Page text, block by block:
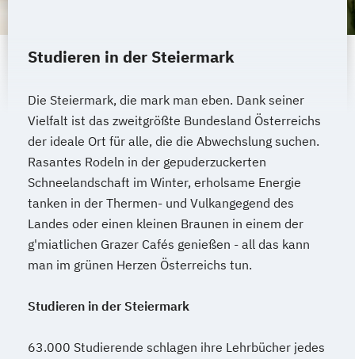
Kindheitspädagogik für Erzieher:innen
Kommunikationspsychologie
Kultur- und Medienpädagogik
Logistikmanagement
Logopädie
Machine Learning (EN)
Management (DE/EN) Marketing
Marketing und digitale Medien
Master of Business Administration (DE/EN)
Mechatronik
Mediendesign
Medieninformatik
Electronic Engineering
Versicherungsmanagement
Visuelle Kommunikation und
Bildmanagement
Wirtschaftsinformatik
eHealth
Studieren in der Steiermark
Die Steiermark, die mark man eben. Dank seiner
Vielfalt ist das zweitgrößte Bundesland Österreichs
der ideale Ort für alle, die die Abwechslung suchen.
Rasantes Rodeln in der gepuderzuckerten
Schneelandschaft im Winter, erholsame Energie
tanken in der Thermen- und Vulkangegend des
Landes oder einen kleinen Braunen in einem der
g'miatlichen Grazer Cafés genießen - all das kann
man im grünen Herzen Österreichs tun.
Studieren in der Steiermark
63.000 Studierende schlagen ihre Lehrbücher jedes